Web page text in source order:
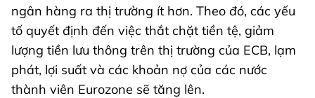
ngân hàng ra thị trường ít hơn. Theo đó, các yếu
tố quyết định đến việc thắt chặt tiền tệ, giảm
lượng tiền lưu thông trên thị trường của ECB, lạm
phát, lợi suất và các khoản nợ của các nước
thành viên Eurozone sẽ tăng lên.